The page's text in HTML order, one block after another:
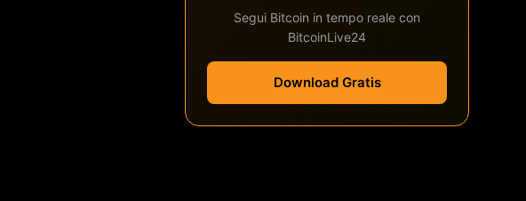
Segui Bitcoin in tempo reale con
BitcoinLive24
Download Gratis